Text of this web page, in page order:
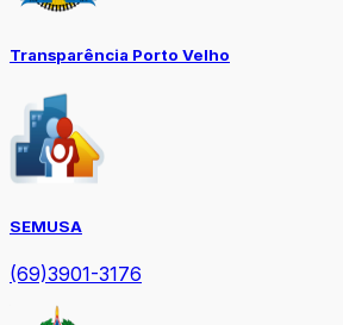
Transparência Porto Velho
SEMUSA
(69)3901-3176